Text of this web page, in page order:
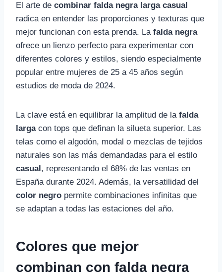
El arte de combinar falda negra larga casual
radica en entender las proporciones y texturas que
mejor funcionan con esta prenda. La falda negra
ofrece un lienzo perfecto para experimentar con
diferentes colores y estilos, siendo especialmente
popular entre mujeres de 25 a 45 años según
estudios de moda de 2024.
La clave está en equilibrar la amplitud de la falda
largacon tops que definan la silueta superior. Las
telas como el algodón, modal o mezclas de tejidos
naturales son las más demandadas para el estilo
casual, representando el 68% de las ventas en
España durante 2024. Además, la versatilidad del
color negro permite combinaciones infinitas que
se adaptan a todas las estaciones del año.
Colores que mejor
combinan con falda negra